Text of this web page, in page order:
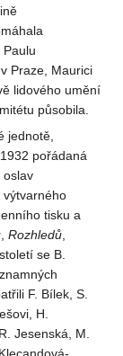
Praze, Maurici
lidového umění
působila.
jednotě,
pořádaná
oslav
výtvarného
tisku a
Rozhledů
se B.
F. Bílek, S.
H.
Jesenská, M.